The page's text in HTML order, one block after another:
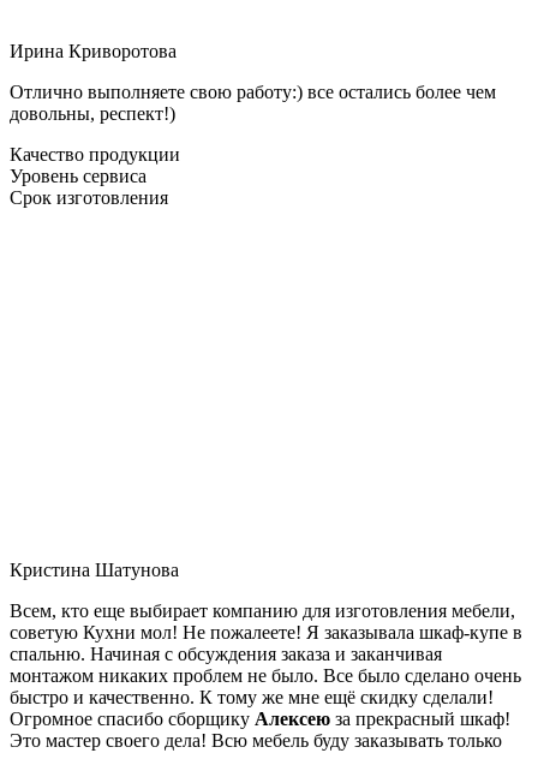
Ирина Криворотова
Отлично выполняете свою работу:) все остались более чем
довольны, респект!)
Качество продукции
Уровень сервиса
Срок изготовления
Кристина Шатунова
Всем, кто еще выбирает компанию для изготовления мебели,
советую Кухни мол! Не пожалеете! Я заказывала шкаф-купе в
спальню. Начиная с обсуждения заказа и заканчивая
монтажом никаких проблем не было. Все было сделано очень
быстро и качественно. К тому же мне ещё скидку сделали!
Огромное спасибо сборщику Алексею за прекрасный шкаф!
Это мастер своего дела! Всю мебель буду заказывать только